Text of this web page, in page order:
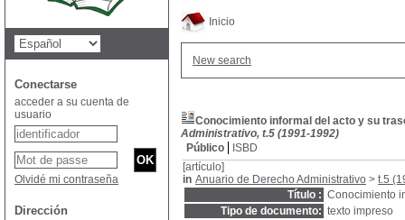
Inicio
New search
Conocimiento informal del acto y su
Administrativo, t.5 (1991-1992)
Público
ISBD
[artículo]
in Anuario de Derecho Administrativo > t.5
Título : Conocimiento
Tipo de documento: texto impreso
Conectarse
acceder a su cuenta de
usuario
Olvidé mi contraseña
Dirección